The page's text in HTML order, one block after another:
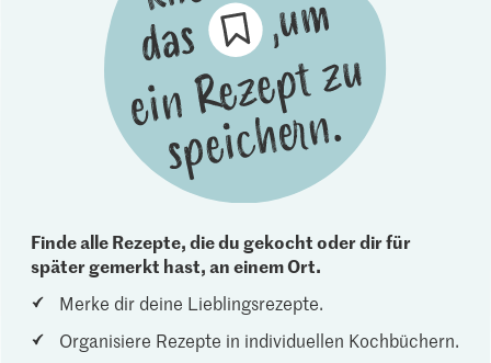
Finde alle Rezepte, die du gekocht oder dir für
später gemerkt hast, an einem Ort.
Merke dir deine Lieblingsrezepte.
Organisiere Rezepte in individuellen Kochbüchern.